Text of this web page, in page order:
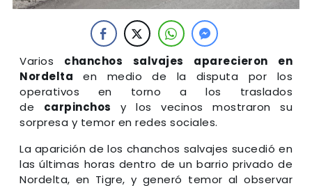
Varios chanchos salvajes aparecieron en
Nordelta en medio de la disputa por los
operativos en torno a los traslados
de carpinchos y los vecinos mostraron su
sorpresa y temor en redes sociales.
La aparición de los chanchos salvajes sucedió en
las últimas horas dentro de un barrio privado de
Nordelta, en Tigre, y generó temor al observar